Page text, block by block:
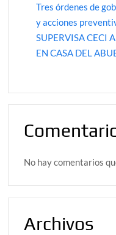
Tres órdenes de
y acciones
SUPERVISA CECI
EN CASA DEL
No hay comentarios
Archivos